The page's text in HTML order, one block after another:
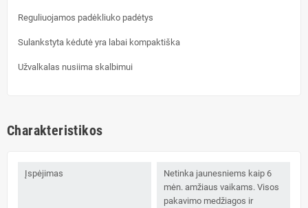
Reguliuojamos padėkliuko padėtys
Sulankstyta kėdutė yra labai kompaktiška
Užvalkalas nusiima skalbimui
Charakteristikos
Įspėjimas
Netinka jaunesniems kaip 6
mėn. amžiaus vaikams. Visos
pakavimo medžiagos ir